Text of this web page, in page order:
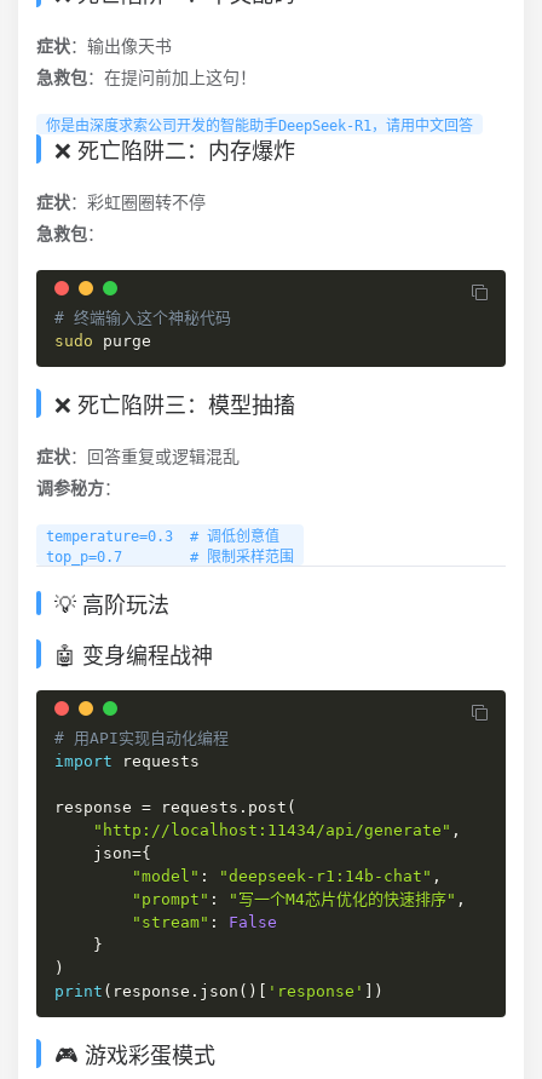
症状：输出像天书
急救包：在提问前加上这句！
你是由深度求索公司开发的智能助手DeepSeek-R1，请用中文回答
❌ 死亡陷阱二：内存爆炸
症状：彩虹圈圈转不停
急救包：
# 终端输入这个神秘代码
sudo purge
❌ 死亡陷阱三：模型抽搐
症状：回答重复或逻辑混乱
调参秘方：
temperature=0.3  # 调低创意值
top_p=0.7        # 限制采样范围
💡 高阶玩法
🤖 变身编程战神
# 用API实现自动化编程
import requests
response = requests . post (
"http://localhost:11434/api/generate" ,
    json
={
"model" : "deepseek-r1:14b-chat" ,
"prompt" : "写一个M4芯片优化的快速排序" ,
"stream" :
False
}
)
print ( response . json ( ) 'response' )
🎮 游戏彩蛋模式